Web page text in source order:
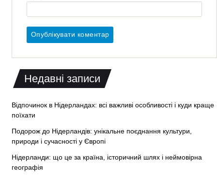
Недавні записи
Відпочинок в Нідерландах: всі важливі особливості і куди краще
поїхати
Подорож до Нідерландів: унікальне поєднання культури,
природи і сучасності у Європі
Нідерланди: що це за країна, історичний шлях і неймовірна
географія